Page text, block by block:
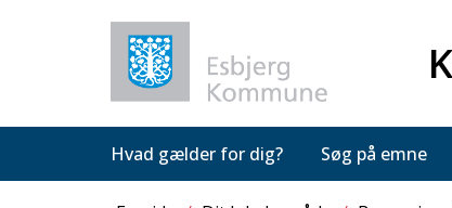
Hvad gælder for dig? Søg på emne